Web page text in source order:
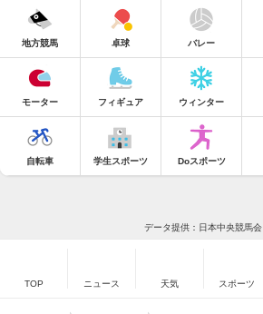
地方競馬 卓球 バレー
モーター フィギュア ウィンター
自転車 学生スポーツ Doスポーツ
データ提供：日本中央競馬会
TOP ニュース 天気 スポーツ